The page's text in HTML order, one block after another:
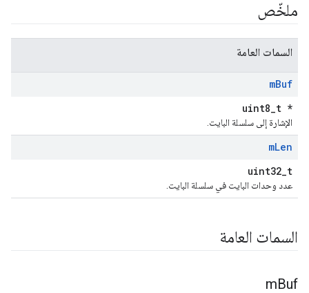
ملخّص
السمات العامة
mBuf
uint8_t *
الإشارة إلى سلسلة البايت.
mLen
uint32_t
عدد وحدات البايت في سلسلة البايت.
السمات العامة
mBuf